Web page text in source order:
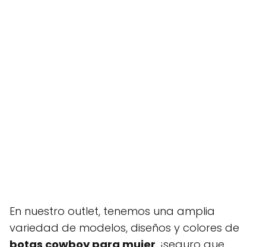
En nuestro outlet, tenemos una amplia
variedad de modelos, diseños y colores de